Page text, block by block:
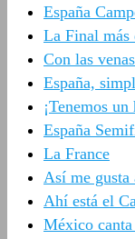
España
La Final más
Con las
España,
¡Tenemos
España
La France
Así me gusta
Ahí está el
México